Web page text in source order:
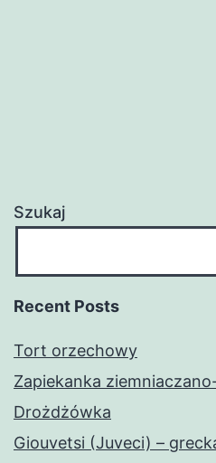
Szukaj
Recent Posts
Tort orzechowy
Zapiekanka
Drożdżówka
Giouvetsi (Juveci) –